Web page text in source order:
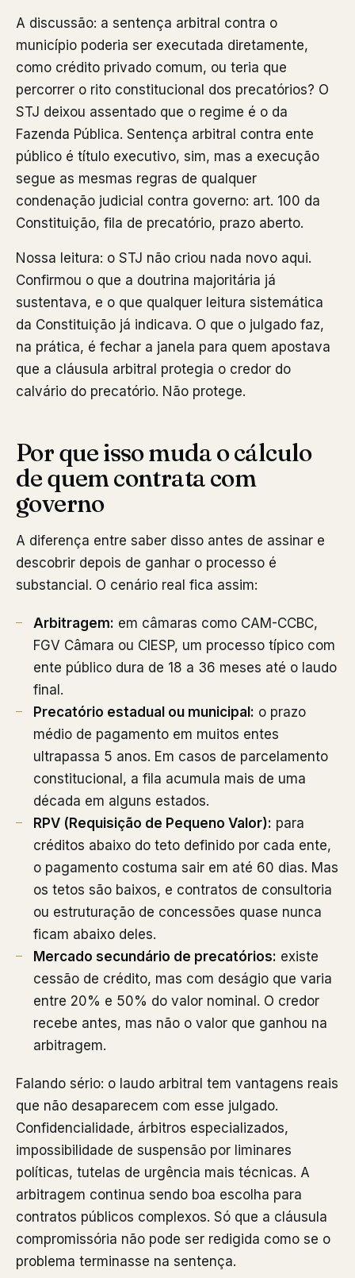
A discussão: a sentença arbitral contra o
município poderia ser executada diretamente,
como crédito privado comum, ou teria que
percorrer o rito constitucional dos precatórios? O
STJ deixou assentado que o regime é o da
Fazenda Pública. Sentença arbitral contra ente
público é título executivo, sim, mas a execução
segue as mesmas regras de qualquer
condenação judicial contra governo: art. 100 da
Constituição, fila de precatório, prazo aberto.
Nossa leitura: o STJ não criou nada novo aqui.
Confirmou o que a doutrina majoritária já
sustentava, e o que qualquer leitura sistemática
da Constituição já indicava. O que o julgado faz,
na prática, é fechar a janela para quem apostava
que a cláusula arbitral protegia o credor do
calvário do precatório. Não protege.
Por que isso muda o cálculo
de quem contrata com
governo
A diferença entre saber disso antes de assinar e
descobrir depois de ganhar o processo é
substancial. O cenário real fica assim:
Arbitragem: em câmaras como CAM-CCBC,
FGV Câmara ou CIESP, um processo típico com
ente público dura de 18 a 36 meses até o laudo
final.
Precatório estadual ou municipal: o prazo
médio de pagamento em muitos entes
ultrapassa 5 anos. Em casos de parcelamento
constitucional, a fila acumula mais de uma
década em alguns estados.
RPV (Requisição de Pequeno Valor): para
créditos abaixo do teto definido por cada ente,
o pagamento costuma sair em até 60 dias. Mas
os tetos são baixos, e contratos de consultoria
ou estruturação de concessões quase nunca
ficam abaixo deles.
Mercado secundário de precatórios: existe
cessão de crédito, mas com deságio que varia
entre 20% e 50% do valor nominal. O credor
recebe antes, mas não o valor que ganhou na
arbitragem.
Falando sério: o laudo arbitral tem vantagens reais
que não desaparecem com esse julgado.
Confidencialidade, árbitros especializados,
impossibilidade de suspensão por liminares
políticas, tutelas de urgência mais técnicas. A
arbitragem continua sendo boa escolha para
contratos públicos complexos. Só que a cláusula
compromissória não pode ser redigida como se o
problema terminasse na sentença.